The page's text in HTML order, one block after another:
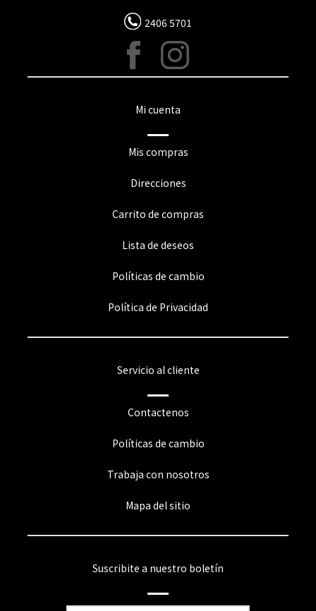
2406 5701
Mi cuenta
Mis compras
Direcciones
Carrito de compras
Lista de deseos
Políticas de cambio
Política de Privacidad
Servicio al cliente
Contactenos
Políticas de cambio
Trabaja con nosotros
Mapa del sitio
Suscribite a nuestro boletín